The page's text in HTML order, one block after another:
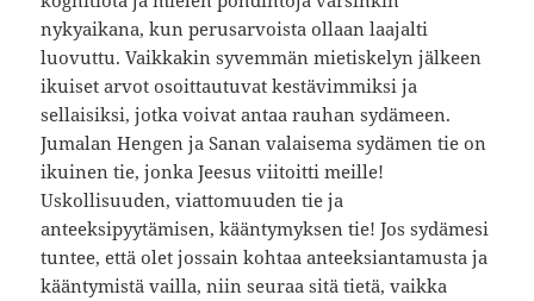
nykyaikana, kun perusarvoista ollaan laajalti
luovuttu. Vaikkakin syvemmän mietiskelyn jälkeen
ikuiset arvot osoittautuvat kestävimmiksi ja
sellaisiksi, jotka voivat antaa rauhan sydämeen.
Jumalan Hengen ja Sanan valaisema sydämen tie on
ikuinen tie, jonka Jeesus viitoitti meille!
Uskollisuuden, viattomuuden tie ja
anteeksipyytämisen, kääntymyksen tie! Jos sydämesi
tuntee, että olet jossain kohtaa anteeksiantamusta ja
kääntymistä vailla, niin seuraa sitä tietä, vaikka